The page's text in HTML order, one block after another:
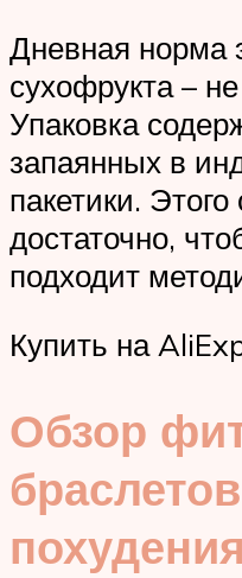
Дневная норма
сухофрукта –
Упаковка
запаянных в
пакетики.
достаточно,
подходит
Купить на
Обзор
похудения